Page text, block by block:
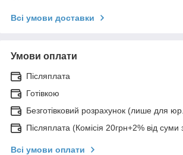
Всі умови доставки
Умови оплати
Післяплата
Готівкою
Безготівковий розрахунок (лише для
Післяплата (Комісія 20грн+2% від
Всі умови оплати